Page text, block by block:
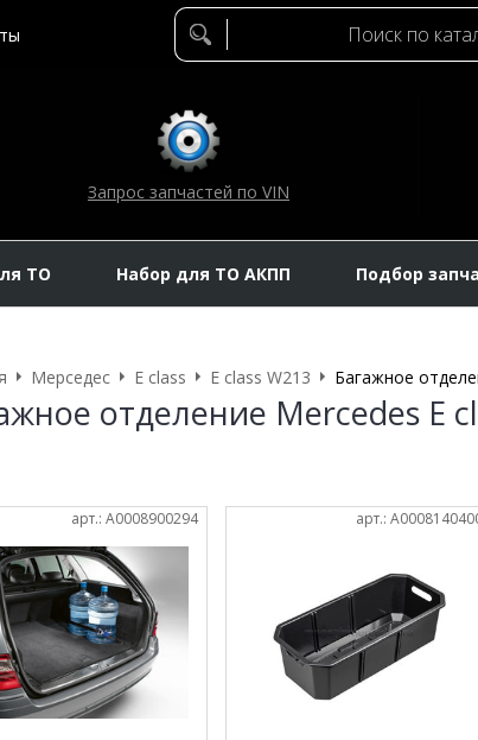
Запрос запчастей по VIN
ТО Набор для ТО АКПП Подбор
Мерседес E class E class W213 Багажное
отделение Mercedes E
арт.: A0008900294 арт.: